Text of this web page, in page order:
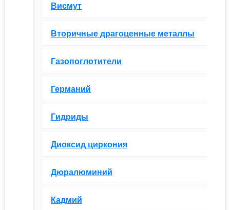
Висмут
Вторичные драгоценные металлы
Газопоглотители
Германий
Гидриды
Диоксид циркония
Дюралюминий
Кадмий